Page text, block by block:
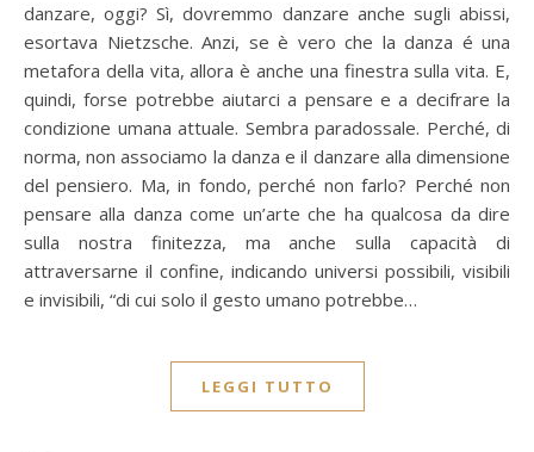
danzare, oggi? Sì, dovremmo danzare anche sugli abissi,
esortava Nietzsche. Anzi, se è vero che la danza é una
metafora della vita, allora è anche una finestra sulla vita. E,
quindi, forse potrebbe aiutarci a pensare e a decifrare la
condizione umana attuale. Sembra paradossale. Perché, di
norma, non associamo la danza e il danzare alla dimensione
del pensiero. Ma, in fondo, perché non farlo? Perché non
pensare alla danza come un’arte che ha qualcosa da dire
sulla nostra finitezza, ma anche sulla capacità di
attraversarne il confine, indicando universi possibili, visibili
e invisibili, “di cui solo il gesto umano potrebbe…
LEGGI TUTTO